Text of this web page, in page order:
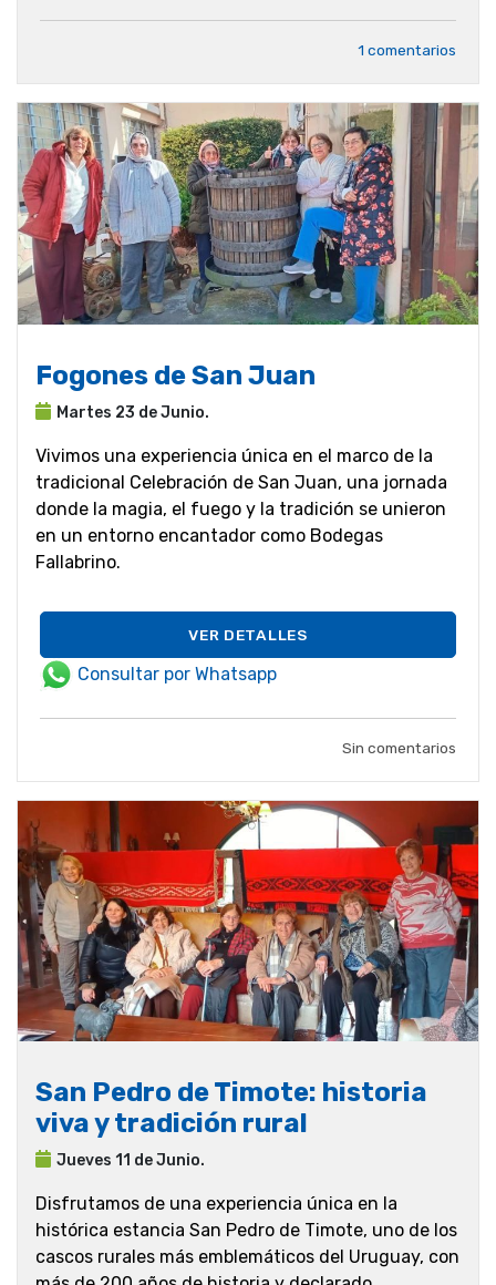
1 comentarios
Fogones de San Juan
Martes 23 de Junio.
Vivimos una experiencia única en el marco de la
tradicional Celebración de San Juan, una jornada
donde la magia, el fuego y la tradición se unieron
en un entorno encantador como Bodegas
Fallabrino.
VER DETALLES
Consultar por Whatsapp
Sin comentarios
San Pedro de Timote: historia
viva y tradición rural
Jueves 11 de Junio.
Disfrutamos de una experiencia única en la
histórica estancia San Pedro de Timote, uno de los
cascos rurales más emblemáticos del Uruguay, con